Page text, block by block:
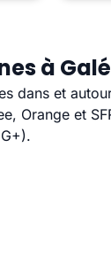
à
dans et
Orange et